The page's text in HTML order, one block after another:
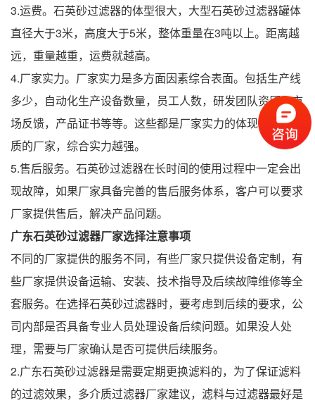
3.运费。石英砂过滤器的体型很大，大型石英砂过滤器罐体
直径大于3米，高度大于5米，整体重量在3吨以上。距离越
远，重量越重，运费就越高。
4.厂家实力。厂家实力是多方面因素综合表面。包括生产线
多少，自动化生产设备数量，员工人数，研发团队资历，市
场反馈，产品证书等等。这些都是厂家实力的体现，越是优
质的厂家，综合实力越强。
5.售后服务。石英砂过滤器在长时间的使用过程中一定会出
现故障，如果厂家具备完善的售后服务体系，客户可以要求
厂家提供售后，解决产品问题。
广东石英砂过滤器厂家选择注意事项
不同的厂家提供的服务不同，有些厂家只提供设备定制，有
些厂家提供设备运输、安装、技术指导及后续故障维修等全
套服务。在选择石英砂过滤器时，要考虑到后续的要求，公
司内部是否具备专业人员处理设备后续问题。如果没人处
理，需要与厂家确认是否可提供后续服务。
2.广东石英砂过滤器是需要定期更换滤料的，为了保证滤料
的过滤效果，多介质过滤器厂家建议，滤料与过滤器最好是